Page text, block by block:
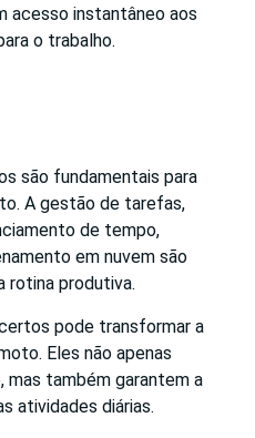
acesso instantâneo aos
o trabalho.
são fundamentais para
A gestão de tarefas,
de tempo,
em nuvem são
rotina produtiva.
pode transformar a
Eles não apenas
mas também garantem a
atividades diárias.